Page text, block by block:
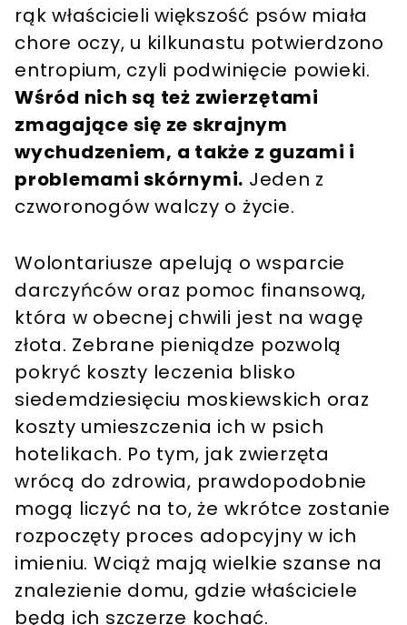
rąk właścicieli większość psów miała
chore oczy, u kilkunastu potwierdzono
entropium, czyli podwinięcie powieki.
Wśród nich są też zwierzętami
zmagające się ze skrajnym
wychudzeniem, a także z guzami i
problemami skórnymi. Jeden z
czworonogów walczy o życie.
Wolontariusze apelują o wsparcie
darczyńców oraz pomoc finansową,
która w obecnej chwili jest na wagę
złota. Zebrane pieniądze pozwolą
pokryć koszty leczenia blisko
siedemdziesięciu moskiewskich oraz
koszty umieszczenia ich w psich
hotelikach. Po tym, jak zwierzęta
wrócą do zdrowia, prawdopodobnie
mogą liczyć na to, że wkrótce zostanie
rozpoczęty proces adopcyjny w ich
imieniu. Wciąż mają wielkie szanse na
znalezienie domu, gdzie właściciele
będą ich szczerze kochać.